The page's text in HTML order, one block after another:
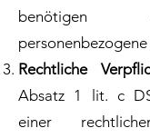
Rechtliche
Absatz 1 lit. c
einer